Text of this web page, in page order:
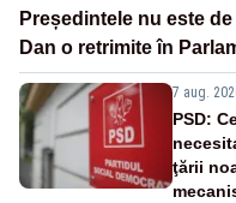
Președintele nu este
Dan o retrimite în
7 aug.
PSD:
ţării